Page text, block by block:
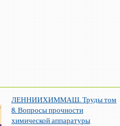
ЛЕННИИХИММАШ. Труды том
8. Вопросы прочности
химической аппаратуры